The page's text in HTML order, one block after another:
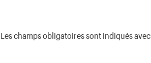
Les champs obligatoires sont indiqués avec